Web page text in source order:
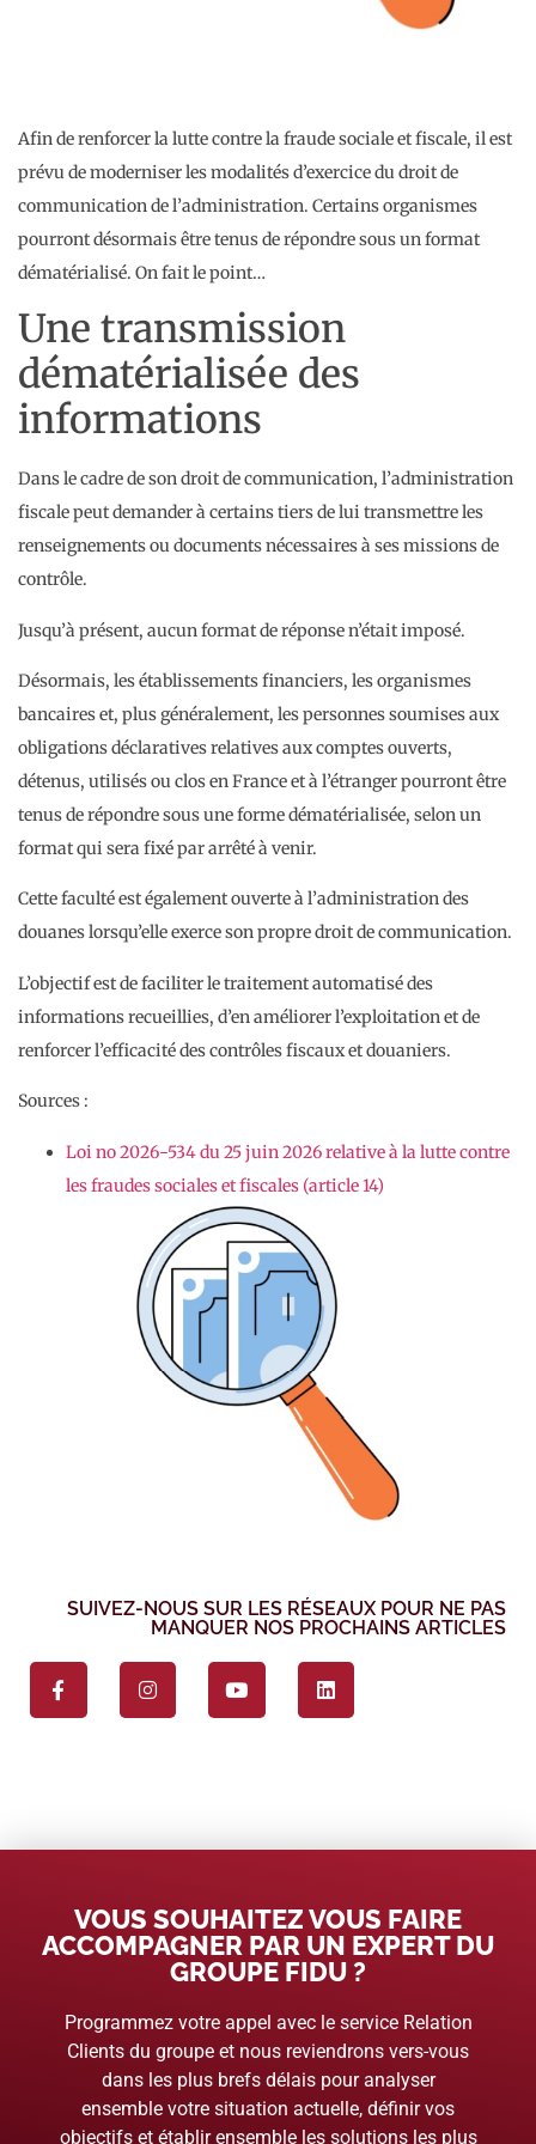
Afin de renforcer la lutte contre la fraude sociale et fiscale, il est
prévu de moderniser les modalités d’exercice du droit de
communication de l’administration. Certains organismes
pourront désormais être tenus de répondre sous un format
dématérialisé. On fait le point…
Une transmission
dématérialisée des
informations
Dans le cadre de son droit de communication, l’administration
fiscale peut demander à certains tiers de lui transmettre les
renseignements ou documents nécessaires à ses missions de
contrôle.
Jusqu’à présent, aucun format de réponse n’était imposé.
Désormais, les établissements financiers, les organismes
bancaires et, plus généralement, les personnes soumises aux
obligations déclaratives relatives aux comptes ouverts,
détenus, utilisés ou clos en France et à l’étranger pourront être
tenus de répondre sous une forme dématérialisée, selon un
format qui sera fixé par arrêté à venir.
Cette faculté est également ouverte à l’administration des
douanes lorsqu’elle exerce son propre droit de communication.
L’objectif est de faciliter le traitement automatisé des
informations recueillies, d’en améliorer l’exploitation et de
renforcer l’efficacité des contrôles fiscaux et douaniers.
Sources :
Loi no 2026-534 du 25 juin 2026 relative à la lutte contre
les fraudes sociales et fiscales (article 14)
SUIVEZ-NOUS SUR LES RÉSEAUX POUR NE PAS
MANQUER NOS PROCHAINS ARTICLES
VOUS SOUHAITEZ VOUS FAIRE
ACCOMPAGNER PAR UN EXPERT DU
GROUPE FIDU ?
Programmez votre appel avec le service Relation
Clients du groupe et nous reviendrons vers-vous
dans les plus brefs délais pour analyser
ensemble votre situation actuelle, définir vos
objectifs et établir ensemble les solutions les plus